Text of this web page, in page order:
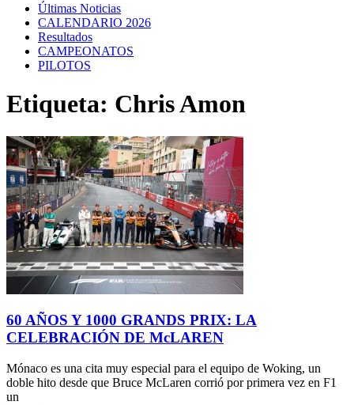
Últimas Noticias
CALENDARIO 2026
Resultados
CAMPEONATOS
PILOTOS
Etiqueta: Chris Amon
60 AÑOS Y 1000 GRANDS PRIX: LA
CELEBRACIÓN DE McLAREN
Mónaco es una cita muy especial para el equipo de Woking, un
doble hito desde que Bruce McLaren corrió por primera vez en F1
un